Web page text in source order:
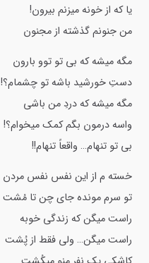
یا که از خونه میزنم بیرون!
من جنونم گذشته از مجنون
مگه میشه که بی تو توو بارون
دستِ خورشید باشه تو چشمام؟!
مگه میشه که دردِ من باشی
واسه درمون بگم کمک میخوام؟!
بی تو تنهام… واقعاً تنهام!!
خسته م از این نفس نفس مردن
تو سرم مونده جای چن تا مُشت
راست میگن که زندگی خوبه
راست میگن… ولی فقط از پُشت